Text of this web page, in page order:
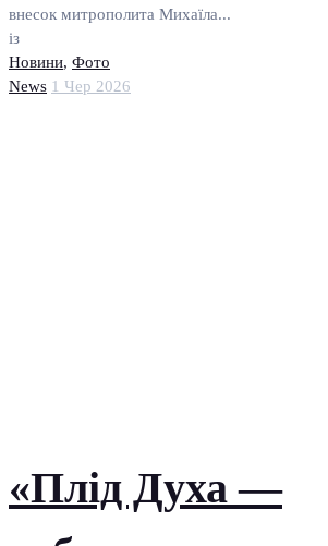
внесок митрополита Михаїла...
із
Новини, Фото
News 1 Чер 2026
«Плід Духа —